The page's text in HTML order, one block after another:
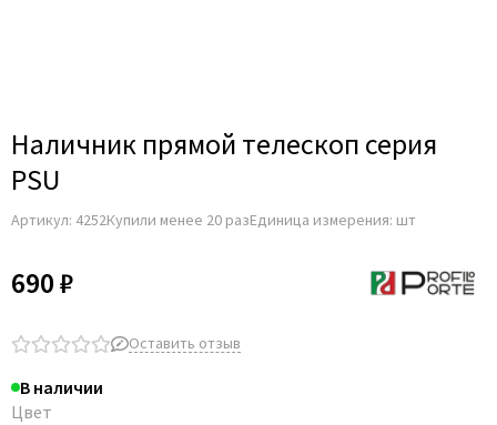
Владимирский погонаж
Погонаж экошпон Zadoor
Наличник прямой телескоп серия
PSU
Артикул: 4252Купили менее 20 разЕдиница измерения: шт
690 ₽
Оставить отзыв
В наличии
Цвет